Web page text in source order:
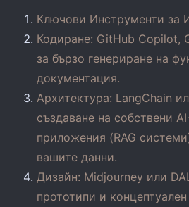
Ключови Инструменти за
Кодиране: GitHub Copilot,
за бързо генериране на
документация.
Архитектура: LangChain
създаване на собствени
приложения (RAG
вашите данни.
Дизайн: Midjourney или
прототипи и